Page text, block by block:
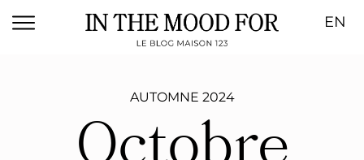
EN
AUTOMNE 2024
Octobre